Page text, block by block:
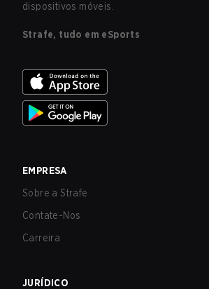
dispositivos móveis.
Strafe, tudo em eSports
EMPRESA
Sobre a Strafe
Contate-Nos
Carreira
JURÍDICO